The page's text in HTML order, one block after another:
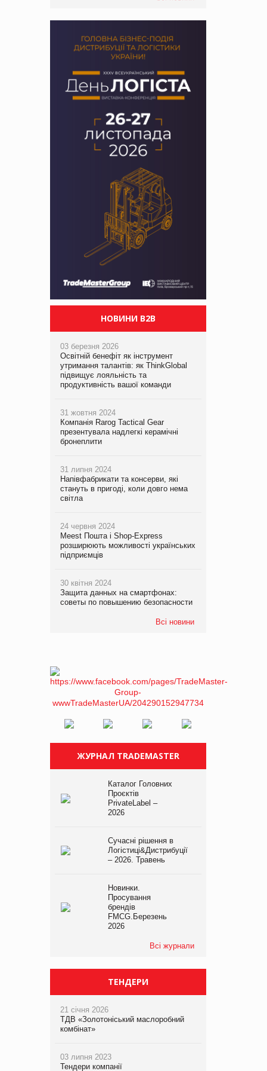
НОВИНИ B2B
03 березня 2026
Освітній бенефіт як інструмент
утримання талантів: як ThinkGlobal
підвищує лояльність та
продуктивність вашої команди
31 жовтня 2024
Компанія Rarog Tactical Gear
презентувала надлегкі керамічні
бронеплити
31 липня 2024
Напівфабрикати та консерви, які
стануть в пригоді, коли довго нема
світла
24 червня 2024
Meest Пошта і Shop-Express
розширюють можливості українських
підприємців
30 квітня 2024
Защита данных на смартфонах:
советы по повышению безопасности
Всі новини
ЖУРНАЛ TRADEMASTER
Каталог Головних
Проєктів
PrivateLabel –
2026
Сучасні рішення в
Логістиці&Дистрибуції
– 2026. Травень
Новинки.
Просування
брендів
FMCG.Березень
2026
Всі журнали
ТЕНДЕРИ
21 січня 2026
ТДВ «Золотоніський маслоробний
комбінат»
03 липня 2023
Тендери компанії